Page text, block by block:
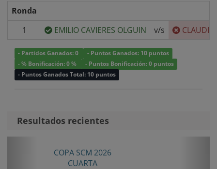
Ronda
1
EMILIO CAVIERES OLGUIN v/s CLAUDIO
- Partidos Ganados: 0
- Puntos Ganados: 10 puntos
- % Bonificación: 0 %
- Puntos Bonificación: 0 puntos
- Puntos Ganados Total: 10 puntos
Resultados recientes
COPA SCM 2026
CUARTA